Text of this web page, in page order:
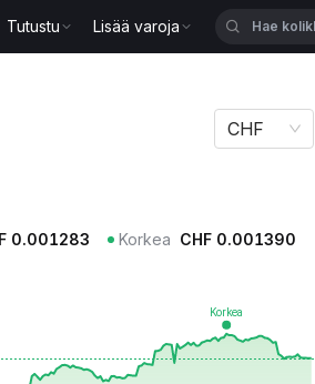
Tutustu Lisää varoja
CHF
0.001283 Korkea CHF 0.001390